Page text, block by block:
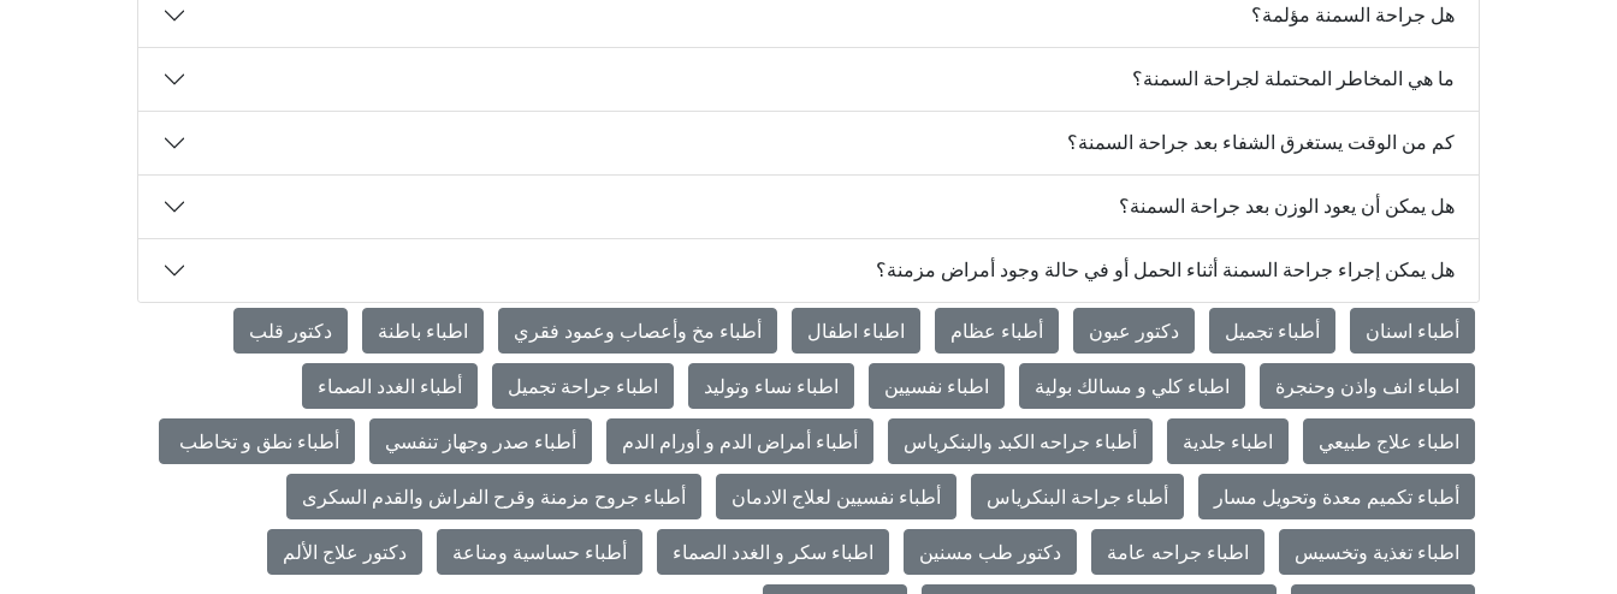
هل جراحة السمنة مؤلمة؟
ما هي المخاطر المحتملة لجراحة السمنة؟
كم من الوقت يستغرق الشفاء بعد جراحة السمنة؟
هل يمكن أن يعود الوزن بعد جراحة السمنة؟
هل يمكن إجراء جراحة السمنة أثناء الحمل أو في حالة وجود أمراض مزمنة؟
أطباء اسنان أطباء تجميل دكتور عيون أطباء عظام اطباء اطفال أطباء مخ وأعصاب وعمود فقري اطباء باطنة دكتور قلب
اطباء انف واذن وحنجرة اطباء كلي و مسالك بولية اطباء نفسيين اطباء نساء وتوليد اطباء جراحة تجميل أطباء الغدد الصماء
اطباء علاج طبيعي اطباء جلدية أطباء جراحه الكبد والبنكرياس أطباء أمراض الدم و أورام الدم أطباء صدر وجهاز تنفسي أطباء نطق و تخاطب
أطباء تكميم معدة وتحويل مسار أطباء جراحة البنكرياس أطباء نفسيين لعلاج الادمان أطباء جروح مزمنة وقرح الفراش والقدم السكرى
اطباء تغذية وتخسيس اطباء جراحه عامة دكتور طب مسنين اطباء سكر و الغدد الصماء أطباء حساسية ومناعة دكتور علاج الألم